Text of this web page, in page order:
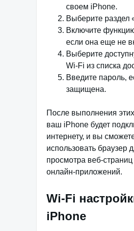
своем iPhone.
Выберите раздел
Включите
если она еще не
Выберите
Wi-Fi из списка
Введите пароль,
защищена.
После выполнения
ваш iPhone будет
интернету, и вы
использовать браузер
просмотра веб-страниц
онлайн-приложений.
Wi-Fi
iPhone